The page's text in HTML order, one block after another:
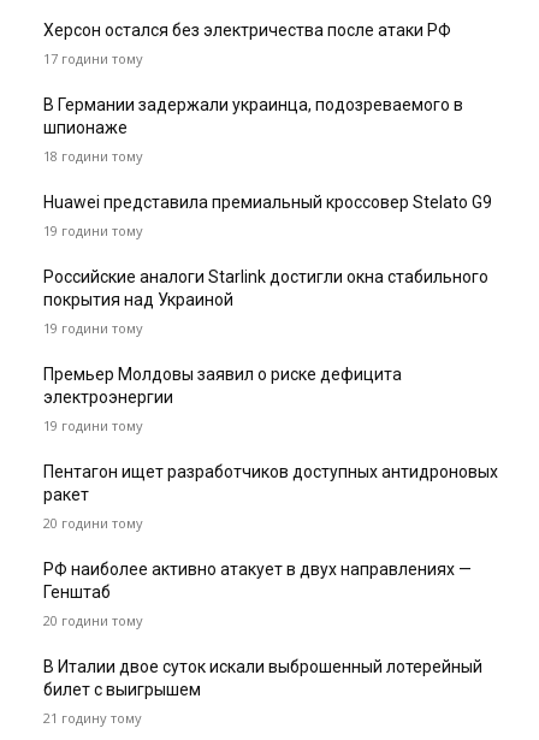
Херсон остался без электричества после атаки РФ
17 години тому
В Германии задержали украинца, подозреваемого в
шпионаже
18 години тому
Huawei представила премиальный кроссовер Stelato G9
19 години тому
Российские аналоги Starlink достигли окна стабильного
покрытия над Украиной
19 години тому
Премьер Молдовы заявил о риске дефицита
электроэнергии
19 години тому
Пентагон ищет разработчиков доступных антидроновых
ракет
20 години тому
РФ наиболее активно атакует в двух направлениях —
Генштаб
20 години тому
В Италии двое суток искали выброшенный лотерейный
билет с выигрышем
21 годину тому